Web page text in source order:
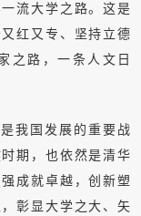
流大学之路。这是
红又专、坚持立德
之路，一条人文日
我国发展的重要战
期，也依然是清华
成就卓越，创新塑
彰显大学之大、矢